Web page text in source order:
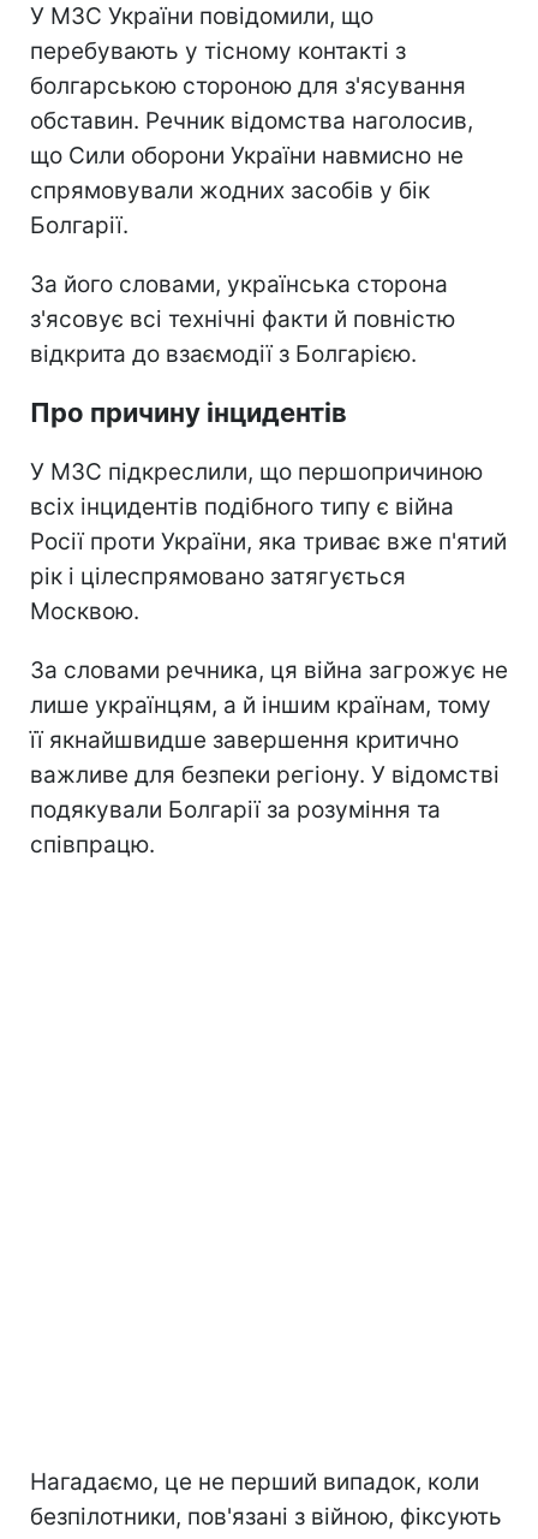
У МЗС України повідомили, що
перебувають у тісному контакті з
болгарською стороною для з'ясування
обставин. Речник відомства наголосив,
що Сили оборони України навмисно не
спрямовували жодних засобів у бік
Болгарії.
За його словами, українська сторона
з'ясовує всі технічні факти й повністю
відкрита до взаємодії з Болгарією.
Про причину інцидентів
У МЗС підкреслили, що першопричиною
всіх інцидентів подібного типу є війна
Росії проти України, яка триває вже п'ятий
рік і цілеспрямовано затягується
Москвою.
За словами речника, ця війна загрожує не
лише українцям, а й іншим країнам, тому
її якнайшвидше завершення критично
важливе для безпеки регіону. У відомстві
подякували Болгарії за розуміння та
співпрацю.
Нагадаємо, це не перший випадок, коли
безпілотники, пов'язані з війною, фіксують